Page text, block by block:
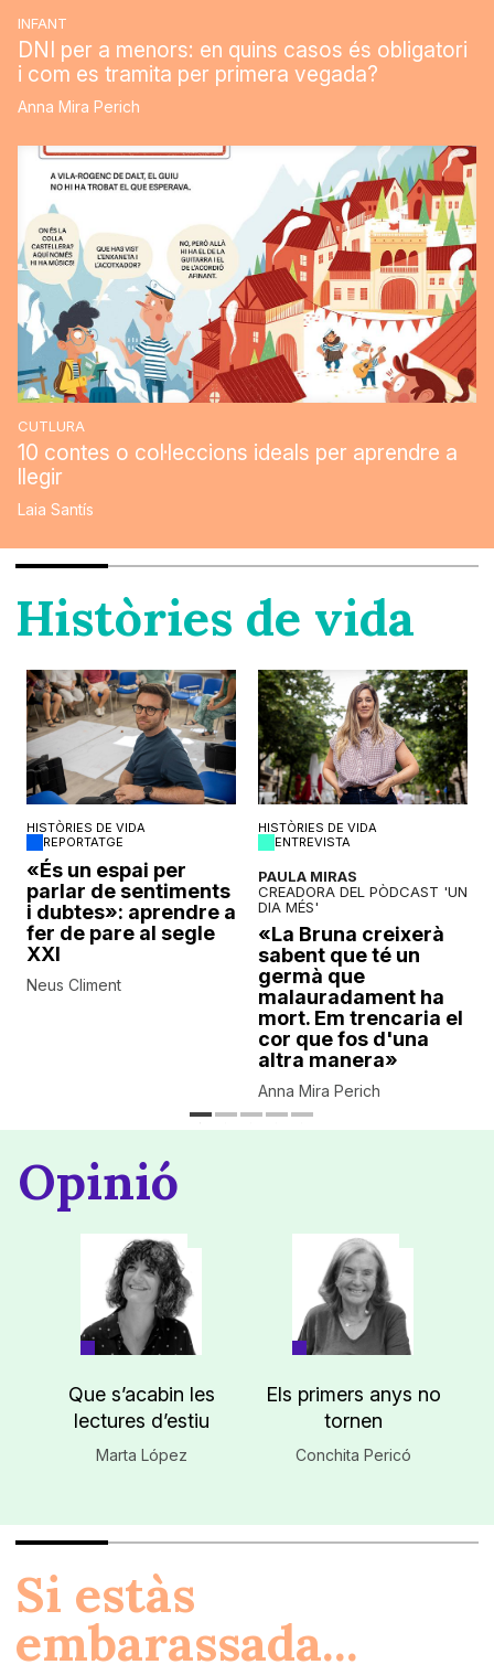
INFANT
DNI per a menors: en quins casos és obligatori
i com es tramita per primera vegada?
Anna Mira Perich
CUTLURA
10 contes o col·leccions ideals per aprendre a
llegir
Laia Santís
Històries de vida
HISTÒRIES DE VIDA
REPORTATGE
«És un espai per
parlar de sentiments
i dubtes»: aprendre a
fer de pare al segle
XXI
Neus Climent
HISTÒRIES DE VIDA
ENTREVISTA
PAULA MIRAS
CREADORA DEL PÒDCAST 'UN
DIA MÉS'
«La Bruna creixerà
sabent que té un
germà que
malauradament ha
mort. Em trencaria el
cor que fos d'una
altra manera»
Anna Mira Perich
Opinió
Que s’acabin les
lectures d’estiu
Marta López
Els primers anys no
tornen
Conchita Pericó
Si estàs
embarassada...